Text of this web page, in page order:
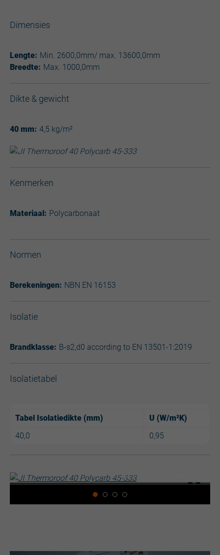
Dimensies
Lengte: Min. 2600,0mm/ max. 13600,0mm
Breedte: Max. 1000,0mm
Dikte & gewicht
40 mm: 4,5 kg/m²
Kenmerken
Materiaal: Polycarbonaat
Normen
Berekeningen: NBN EN 16153
Isolatie
Brandklasse: B-s2,d0 according to EN 13501-1:2019
Isolatietabel
Tabel Isolatiedikte (mm)
U (W/m²K)
40,0
0,95
JI Thermoroof 40 Polycarb 45-333